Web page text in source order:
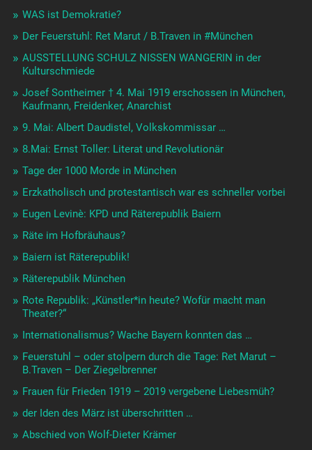
WAS ist Demokratie?
Der Feuerstuhl: Ret Marut / B.Traven in #München
AUSSTELLUNG SCHULZ NISSEN WANGERIN in der
Kulturschmiede
Josef Sontheimer † 4. Mai 1919 erschossen in München,
Kaufmann, Freidenker, Anarchist
9. Mai: Albert Daudistel, Volkskommissar …
8.Mai: Ernst Toller: Literat und Revolutionär
Tage der 1000 Morde in München
Erzkatholisch und protestantisch war es schneller vorbei
Eugen Levinè: KPD und Räterepublik Baiern
Räte im Hofbräuhaus?
Baiern ist Räterepublik!
Räterepublik München
Rote Republik: „Künstler*in heute? Wofür macht man
Theater?“
Internationalismus? Wache Bayern konnten das …
Feuerstuhl – oder stolpern durch die Tage: Ret Marut –
B.Traven – Der Ziegelbrenner
Frauen für Frieden 1919 – 2019 vergebene Liebesmüh?
der Iden des März ist überschritten …
Abschied von Wolf-Dieter Krämer